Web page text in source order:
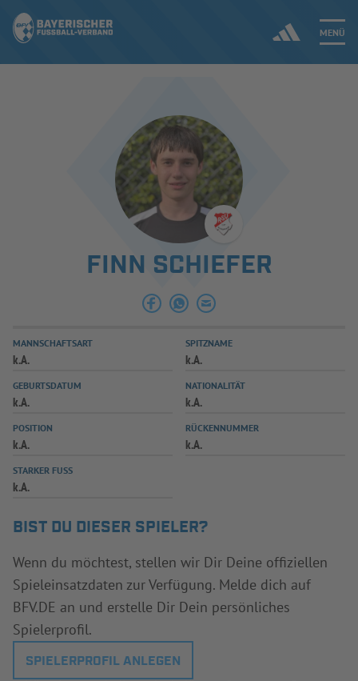
MENÜ
ERGEBNISSE & WETTBEWERBE
SPIELBETRIEB & VERBANDSLEBEN
AUSBILDUNG & FÖRDERUNG
SPIELPLUS
FINN SCHIEFER
MANNSCHAFTSART
k.A.
SPITZNAME
k.A.
GEBURTSDATUM
k.A.
NATIONALITÄT
k.A.
POSITION
k.A.
RÜCKENNUMMER
k.A.
STARKER FUSS
k.A.
BIST DU DIESER SPIELER?
Wenn du möchtest, stellen wir Dir Deine offiziellen
Spieleinsatzdaten zur Verfügung. Melde dich auf
BFV.DE an und erstelle Dir Dein persönliches
Spielerprofil.
SPIELERPROFIL ANLEGEN